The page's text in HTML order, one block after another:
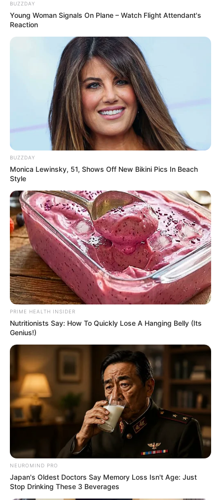
BUZZDAY
Young Woman Signals On Plane – Watch Flight Attendant's
Reaction
BUZZDAY
Monica Lewinsky, 51, Shows Off New Bikini Pics In Beach
Style
PRIME HEALTH INSIDER
Nutritionists Say: How To Quickly Lose A Hanging Belly (Its
Genius!)
NEUROMIND PRO
Japan's Oldest Doctors Say Memory Loss Isn't Age: Just
Stop Drinking These 3 Beverages